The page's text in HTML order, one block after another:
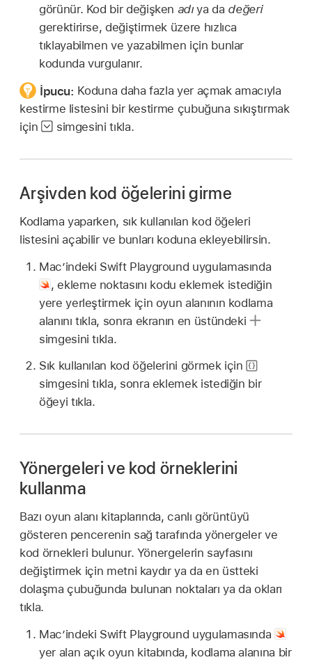
görünür. Kod bir değişken adıya da değeri
gerektirirse, değiştirmek üzere hızlıca
tıklayabilmen ve yazabilmen için bunlar
kodunda vurgulanır.
İpucu: Koduna daha fazla yer açmak amacıyla
kestirme listesini bir kestirme çubuğuna sıkıştırmak
için
simgesini tıkla.
Arşivden kod öğelerini girme
Kodlama yaparken, sık kullanılan kod öğeleri
listesini açabilir ve bunları koduna ekleyebilirsin.
Mac’indeki Swift Playground uygulamasında
, ekleme noktasını kodu eklemek istediğin
yere yerleştirmek için oyun alanının kodlama
alanını tıkla, sonra ekranın en üstündeki
simgesini tıkla.
Sık kullanılan kod öğelerini görmek için
simgesini tıkla, sonra eklemek istediğin bir
öğeyi tıkla.
Yönergeleri ve kod örneklerini
kullanma
Bazı oyun alanı kitaplarında, canlı görüntüyü
gösteren pencerenin sağ tarafında yönergeler ve
kod örnekleri bulunur. Yönergelerin sayfasını
değiştirmek için metni kaydır ya da en üstteki
dolaşma çubuğunda bulunan noktaları ya da okları
tıkla.
Mac’indeki Swift Playground uygulamasında
yer alan açık oyun kitabında, kodlama alanına bir